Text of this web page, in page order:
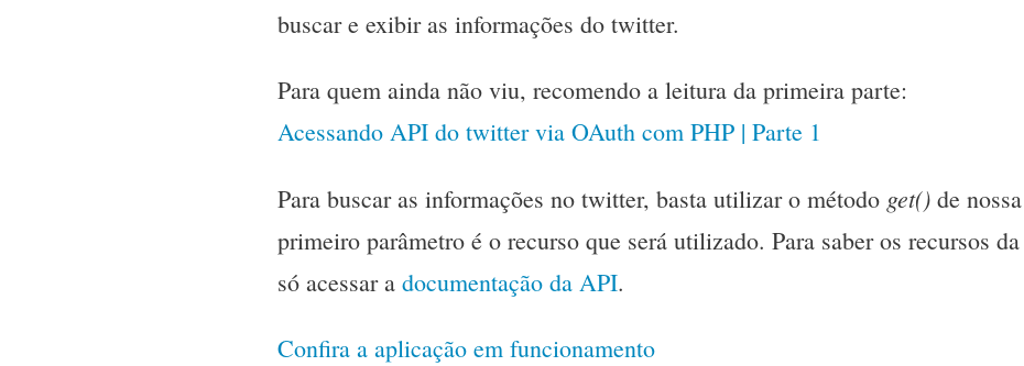
buscar e exibir as informações do twitter.
Para quem ainda não viu, recomendo a leitura da primeira parte:
Acessando API do twitter via OAuth com PHP | Parte 1
Para buscar as informações no twitter, basta utilizar o método get() de
primeiro parâmetro é o recurso que será utilizado. Para saber os recursos
só acessar a documentação da API.
Confira a aplicação em funcionamento